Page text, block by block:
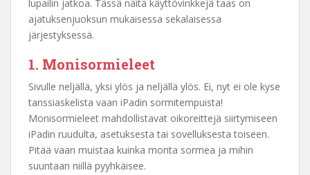
lupailin jatkoa. Tässä näitä käyttövinkkejä taas on
ajatuksenjuoksun mukaisessa sekalaisessa
järjestyksessä.
1. Monisormieleet
Sivulle neljällä, yksi ylös ja neljällä ylös. Ei, nyt ei ole kyse
tanssiaskelista vaan iPadin sormitempuista!
Monisormieleet mahdollistavat oikoreittejä siirtymiseen
iPadin ruudulta, asetuksesta tai sovelluksesta toiseen.
Pitää vaan muistaa kuinka monta sormea ja mihin
suuntaan niillä pyyhkäisee.